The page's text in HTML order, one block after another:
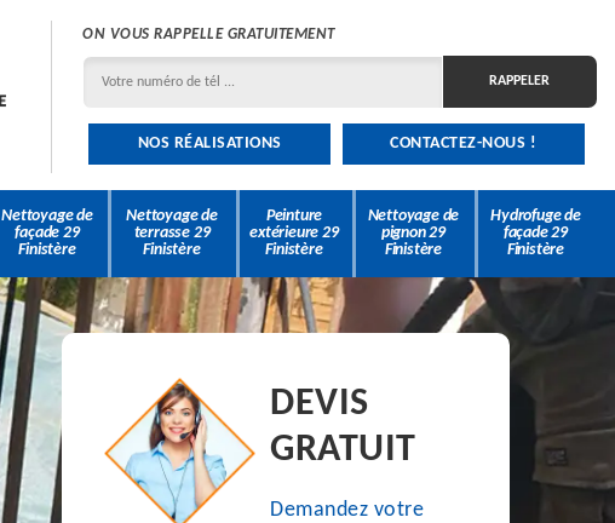
ON VOUS RAPPELLE GRATUITEMENT
NOS RÉALISATIONS CONTACTEZ-NOUS !
Nettoyage de
façade 29
Finistère
Nettoyage de
terrasse 29
Finistère
Peinture
extérieure 29
Finistère
Nettoyage de
pignon 29
Finistère
Hydrofuge de
façade 29
Finistère
DEVIS
GRATUIT
Demandez votre